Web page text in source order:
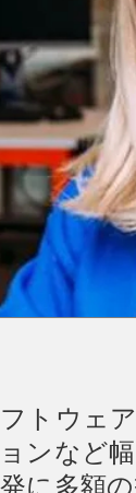
トウェ
ンなど
に多額